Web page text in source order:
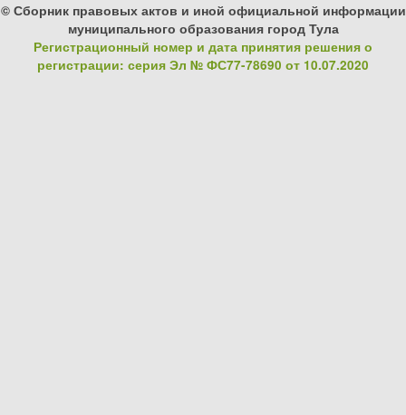
© Сборник правовых актов и иной официальной информации
муниципального образования город Тула
Регистрационный номер и дата принятия решения о
регистрации: серия Эл № ФС77-78690 от 10.07.2020